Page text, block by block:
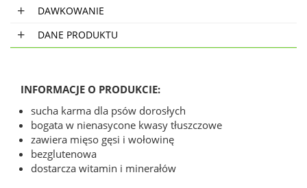
DAWKOWANIE
DANE PRODUKTU
INFORMACJE O PRODUKCIE:
sucha karma dla psów dorosłych
bogata w nienasycone kwasy tłuszczowe
zawiera mięso gęsi i wołowinę
bezglutenowa
dostarcza witamin i minerałów